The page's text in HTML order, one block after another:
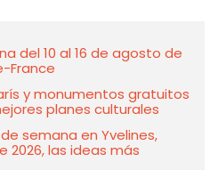
del 10 al 16 de agosto de
France
y monumentos gratuitos
planes culturales
semana en Yvelines,
2026, las ideas más